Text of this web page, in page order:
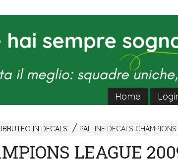
Home
IN DECALS PALLINE DECALS CHAMPIONS
LEAGUE